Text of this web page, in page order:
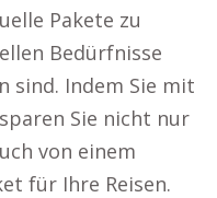
Pakete zu
Bedürfnisse
sind. Indem Sie mit
Sie nicht nur
von einem
für Ihre Reisen.